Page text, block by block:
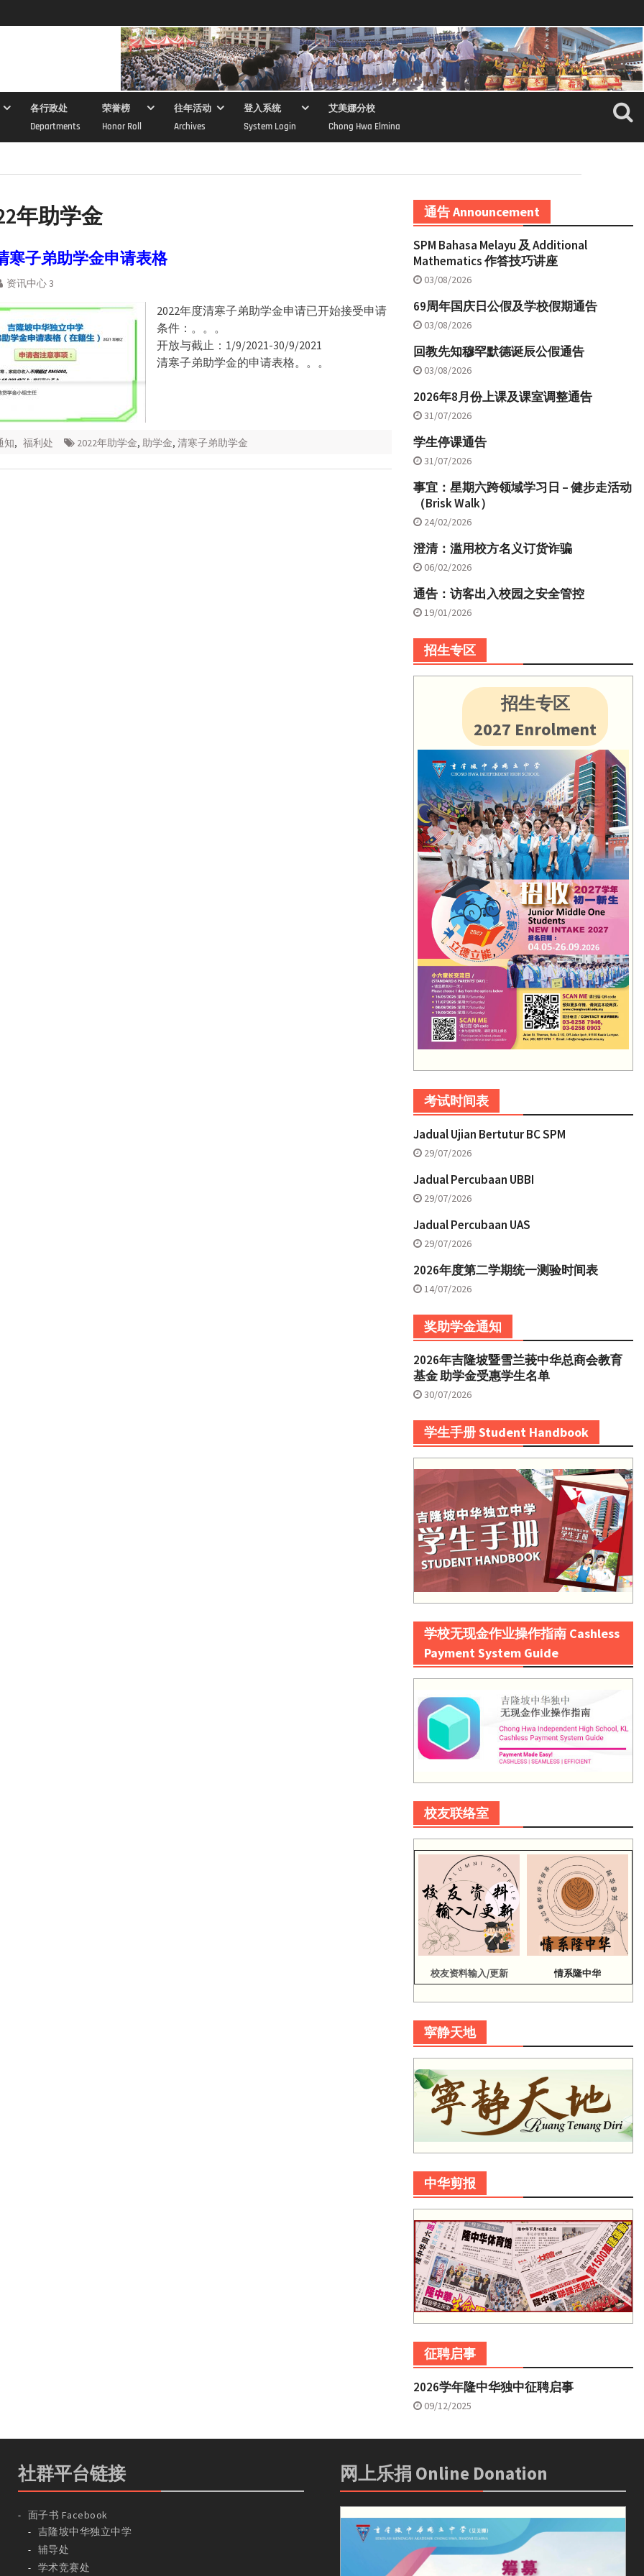
各行政处
Departments
荣誉榜
Honor Roll
往年活动
Archives
登入系统
System Login
艾美娜分校
Chong Hwa Elmina
年助学金
寒子弟助学金申请表格
资讯中心 3
2022年度清寒子弟助学金申请已开始接受申请
条件：。。。
开放与截止：1/9/2021-30/9/2021
清寒子弟助学金的申请表格。。。
知, 福利处 2022年助学金, 助学金, 清寒子弟助学金
通告 Announcement
SPM Bahasa Melayu 及 Additional
Mathematics 作答技巧讲座
03/08/2026
69周年国庆日公假及学校假期通告
03/08/2026
回教先知穆罕默德诞辰公假通告
03/08/2026
2026年8月份上课及课室调整通告
31/07/2026
学生停课通告
31/07/2026
事宜：星期六跨领域学习日 – 健步走活动
（Brisk Walk）
24/02/2026
澄清：滥用校方名义订货诈骗
06/02/2026
通告：访客出入校园之安全管控
19/01/2026
招生专区
招生专区
2027 Enrolment
考试时间表
Jadual Ujian Bertutur BC SPM
29/07/2026
Jadual Percubaan UBBI
29/07/2026
Jadual Percubaan UAS
29/07/2026
2026年度第二学期统一测验时间表
14/07/2026
奖助学金通知
2026年吉隆坡暨雪兰莪中华总商会教育
基金 助学金受惠学生名单
30/07/2026
学生手册 Student Handbook
学校无现金作业操作指南 Cashless
Payment System Guide
校友联络室
校友资料输入/更新 情系隆中华
寜静天地
中华剪报
征聘启事
2026学年隆中华独中征聘启事
09/12/2025
社群平台链接
面子书 Facebook
吉隆坡中华独立中学
辅导处
学术竞赛处
网上乐捐 Online Donation